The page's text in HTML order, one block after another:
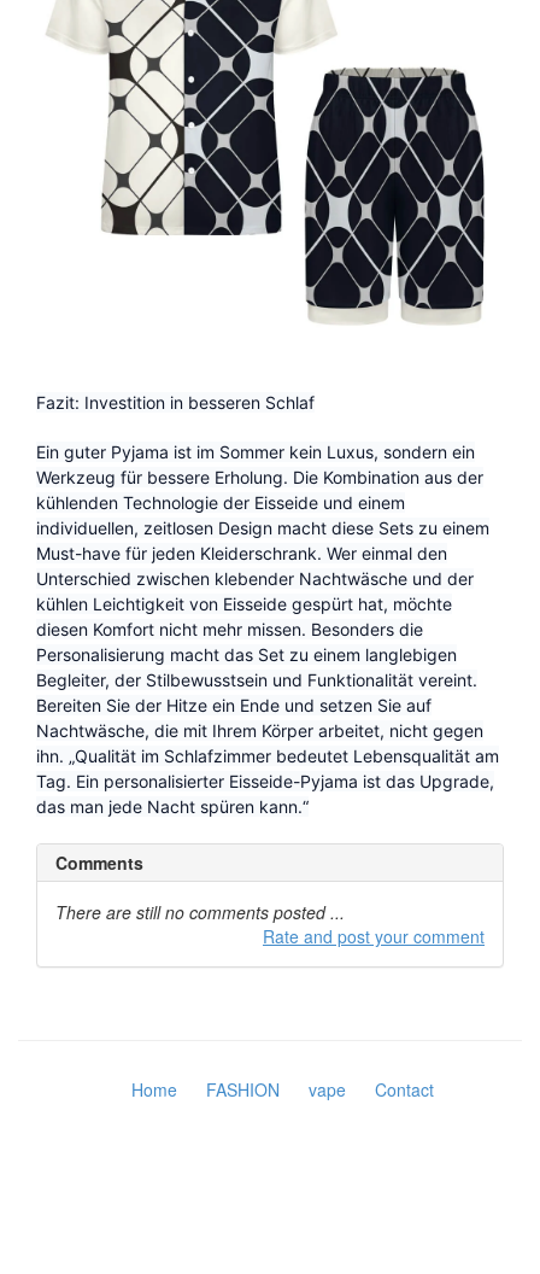
Fazit: Investition in besseren Schlaf
Ein guter Pyjama ist im Sommer kein Luxus, sondern ein
Werkzeug für bessere Erholung. Die Kombination aus der
kühlenden Technologie der Eisseide und einem
individuellen, zeitlosen Design macht diese Sets zu einem
Must-have für jeden Kleiderschrank. Wer einmal den
Unterschied zwischen klebender Nachtwäsche und der
kühlen Leichtigkeit von Eisseide gespürt hat, möchte
diesen Komfort nicht mehr missen. Besonders die
Personalisierung macht das Set zu einem langlebigen
Begleiter, der Stilbewusstsein und Funktionalität vereint.
Bereiten Sie der Hitze ein Ende und setzen Sie auf
Nachtwäsche, die mit Ihrem Körper arbeitet, nicht gegen
ihn. „Qualität im Schlafzimmer bedeutet Lebensqualität am
Tag. Ein personalisierter Eisseide-Pyjama ist das Upgrade,
das man jede Nacht spüren kann.“
Comments
There are still no comments posted ...
Rate and post your comment
Home FASHION vape Contact